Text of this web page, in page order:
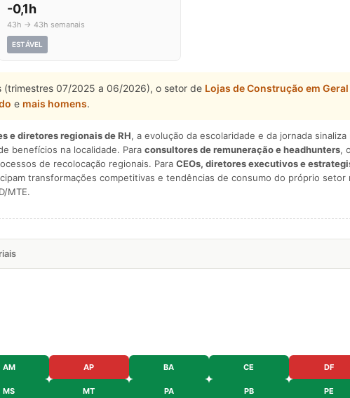
-0,1h
43h → 43h semanais
ESTÁVEL
(trimestres 07/2025 a 06/2026), o setor de Lojas de Construção em Geral
e mais homens.
e diretores regionais de RH, a evolução da escolaridade e da jornada
benefícios na localidade. Para consultores de remuneração e headhunters,
de recolocação regionais. Para CEOs, diretores executivos e
transformações competitivas e tendências de consumo do próprio setor
MTE.
AM AP BA CE DF
MS MT PA PB PE